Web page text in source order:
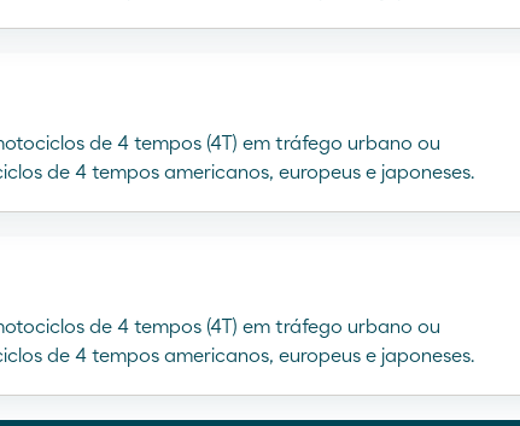
de 4 tempos (4T) em tráfego urbano ou
de 4 tempos americanos, europeus e japoneses.
de 4 tempos (4T) em tráfego urbano ou
de 4 tempos americanos, europeus e japoneses.